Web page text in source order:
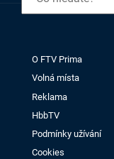
O FTV Prima
Volná místa
Reklama
HbbTV
Podmínky užívání
Cookies